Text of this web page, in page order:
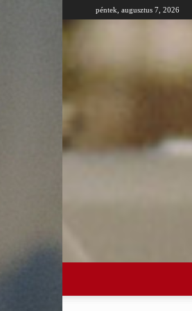
péntek, augusztus 7, 2026